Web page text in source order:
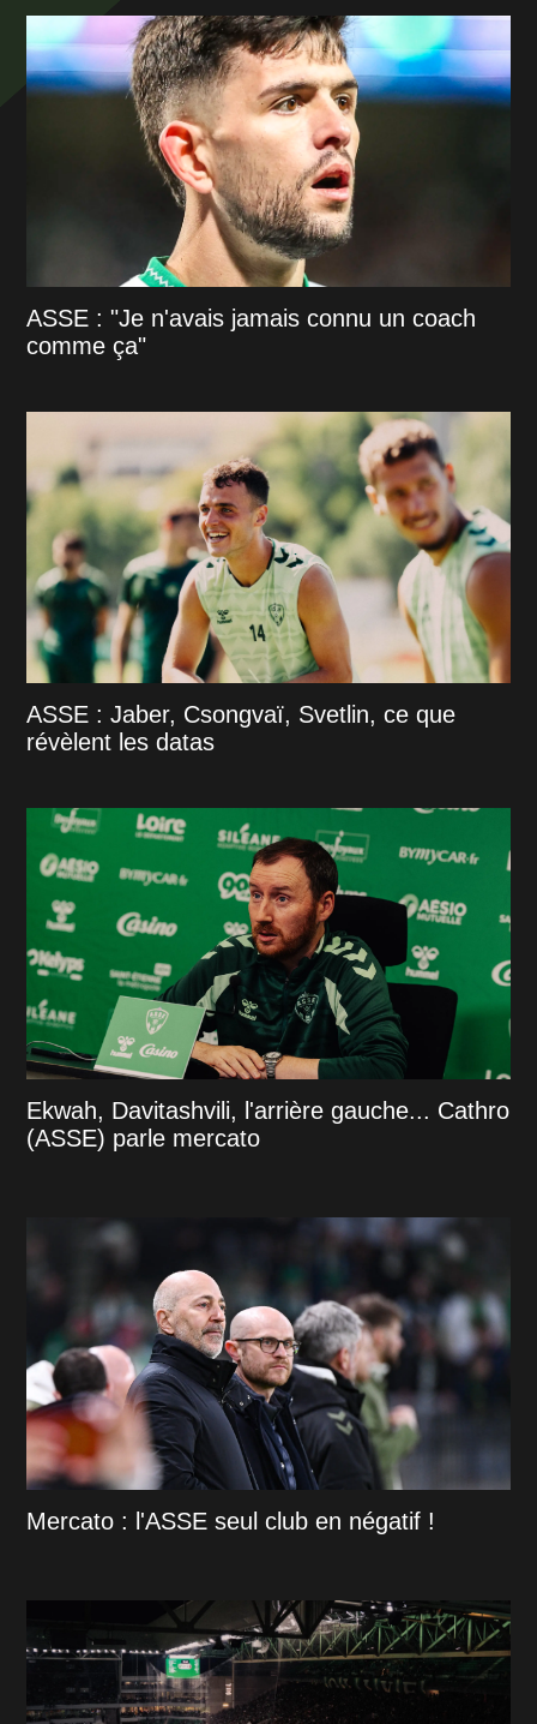
ASSE : "Je n'avais jamais connu un coach
comme ça"
ASSE : Jaber, Csongvaï, Svetlin, ce que
révèlent les datas
Ekwah, Davitashvili, l'arrière gauche... Cathro
(ASSE) parle mercato
Mercato : l'ASSE seul club en négatif !